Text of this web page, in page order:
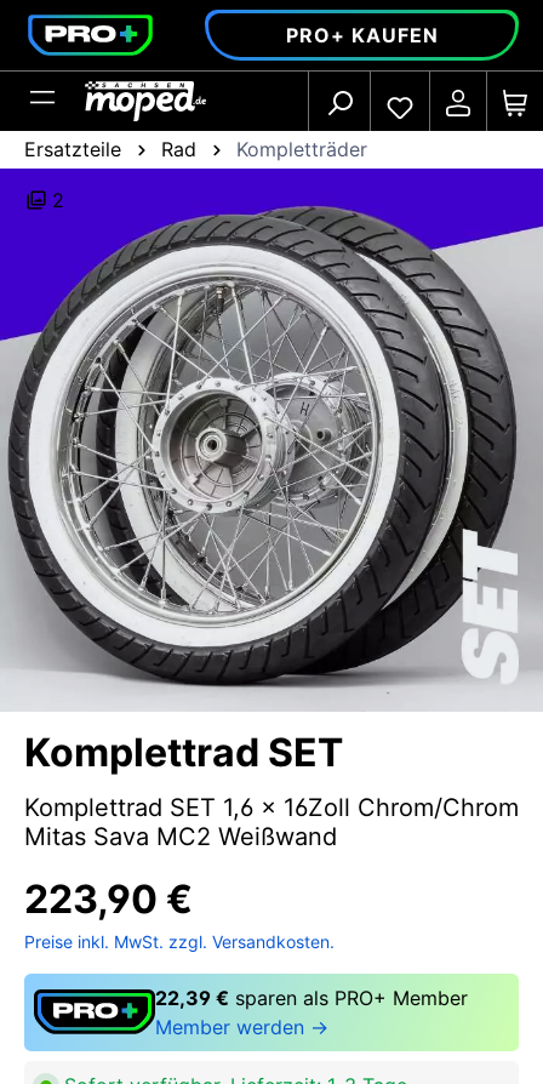
springen PRO+ KAUFEN
Ersatzteile Rad Kompletträder
2
Komplettrad SET
Komplettrad SET 1,6 x 16Zoll Chrom/Chrom
Mitas Sava MC2 Weißwand
223,90 €
Preise inkl. MwSt. zzgl. Versandkosten.
22,39 € sparen als PRO+ Member
Member werden →